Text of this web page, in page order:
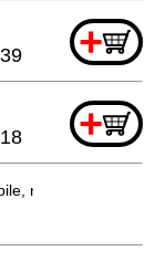
+
+
non ordinabile